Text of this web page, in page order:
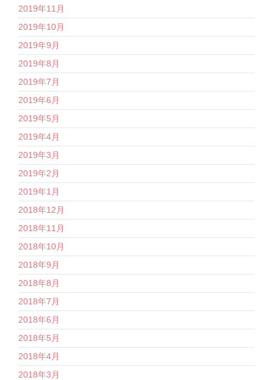
2019年11月
2019年10月
2019年9月
2019年8月
2019年7月
2019年6月
2019年5月
2019年4月
2019年3月
2019年2月
2019年1月
2018年12月
2018年11月
2018年10月
2018年9月
2018年8月
2018年7月
2018年6月
2018年5月
2018年4月
2018年3月